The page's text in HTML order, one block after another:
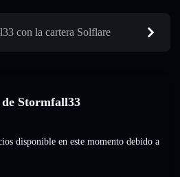
con la cartera Solflare
de Stormfall33
disponible en este momento debido a